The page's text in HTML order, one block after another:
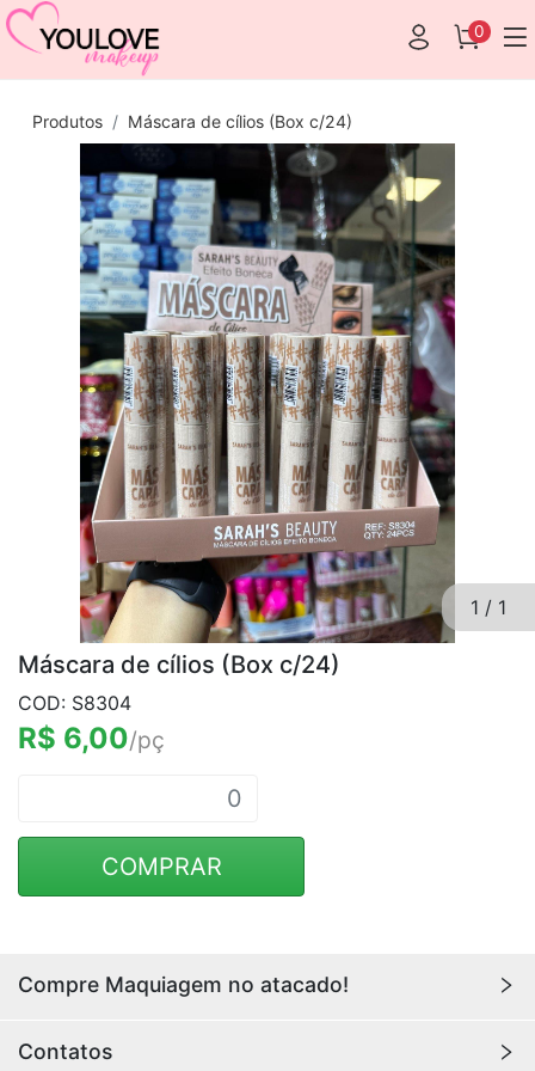
0
Produtos Máscara de cílios (Box c/24)
1 / 1
Máscara de cílios (Box c/24)
COD: S8304
R$ 6,00/pç
COMPRAR
Compre Maquiagem no atacado!
com os melhores preços. Acesse a loja da
Contatos